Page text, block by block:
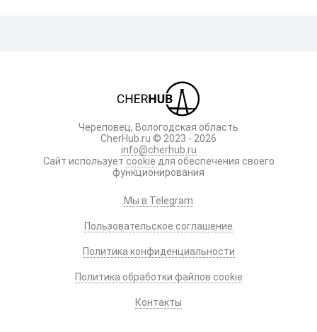
Череповец, Вологодская область
CherHub.ru © 2023 - 2026
info@cherhub.ru
Сайт использует cookie для обеспечения своего
функционирования
Мы в Telegram
Пользовательское соглашение
Политика конфиденциальности
Политика обработки файлов cookie
Контакты